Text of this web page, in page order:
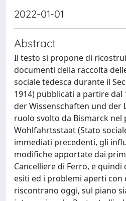
2022-01-01
Abstract
Il testo si propone di
documenti della raccolta
sociale tedesca durante il
1914) pubblicati a partire dal
der Wissenschaften und der
ruolo svolto da Bismarck nel
Wohlfahrtsstaat (Stato
immediati precedenti, gli
modifiche apportate dai
Cancelliere di Ferro, e
esiti ed i problemi aperti con
riscontrano oggi, sul piano